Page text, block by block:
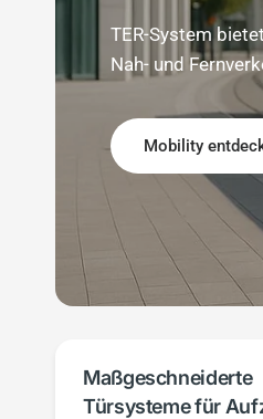
TER-System
Nah- und
Mobility
Unternehmen
Maßgeschneiderte
Türsysteme für